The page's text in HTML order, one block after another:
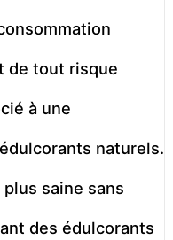
de tout risque
à une
naturels.
saine sans
des édulcorants